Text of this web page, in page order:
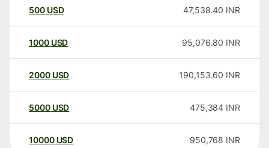
500 USD 47,538.40 INR
1000 USD 95,076.80 INR
2000 USD 190,153.60 INR
5000 USD 475,384 INR
10000 USD 950,768 INR